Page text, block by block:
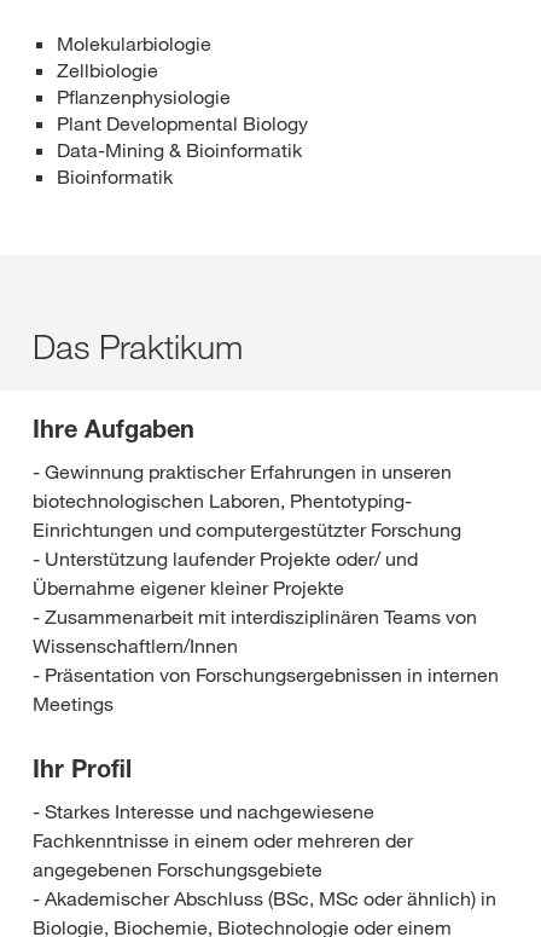
Molekularbiologie
Zellbiologie
Pflanzenphysiologie
Plant Developmental Biology
Data-Mining & Bioinformatik
Bioinformatik
Das Praktikum
Ihre Aufgaben
- Gewinnung praktischer Erfahrungen in unseren
biotechnologischen Laboren, Phentotyping-
Einrichtungen und computergestützter Forschung
- Unterstützung laufender Projekte oder/ und
Übernahme eigener kleiner Projekte
- Zusammenarbeit mit interdisziplinären Teams von
Wissenschaftlern/Innen
- Präsentation von Forschungsergebnissen in internen
Meetings
Ihr Profil
- Starkes Interesse und nachgewiesene
Fachkenntnisse in einem oder mehreren der
angegebenen Forschungsgebiete
- Akademischer Abschluss (BSc, MSc oder ähnlich) in
Biologie, Biochemie, Biotechnologie oder einem